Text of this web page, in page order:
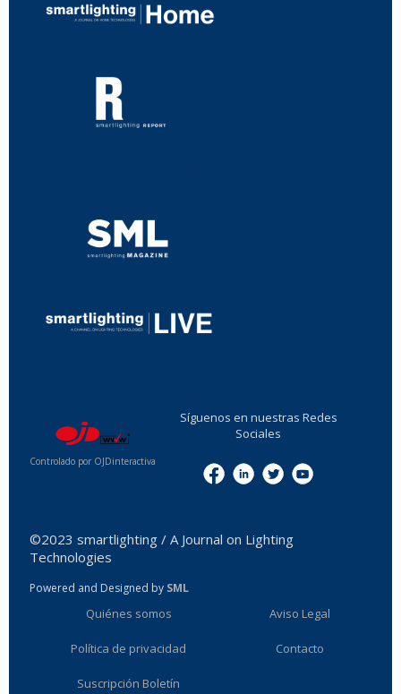
Controlado por OJDinteractiva
Síguenos en nuestras Redes
Sociales
©2023 smartlighting / A Journal on Lighting
Technologies
Powered and Designed by SML
Quiénes somos Aviso Legal
Política de privacidad Contacto
Suscripción Boletín